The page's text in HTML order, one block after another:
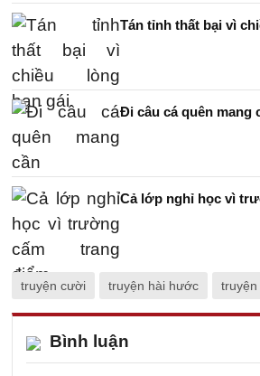
Tán tỉnh thất bại vì
Đi câu cá quên mang
Cả lớp nghỉ học vì
truyện cười truyện hài hước truyện
Bình luận